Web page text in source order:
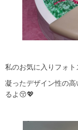
私のお気に入りフォ
凝ったデザイン性の高
るよ😚💖